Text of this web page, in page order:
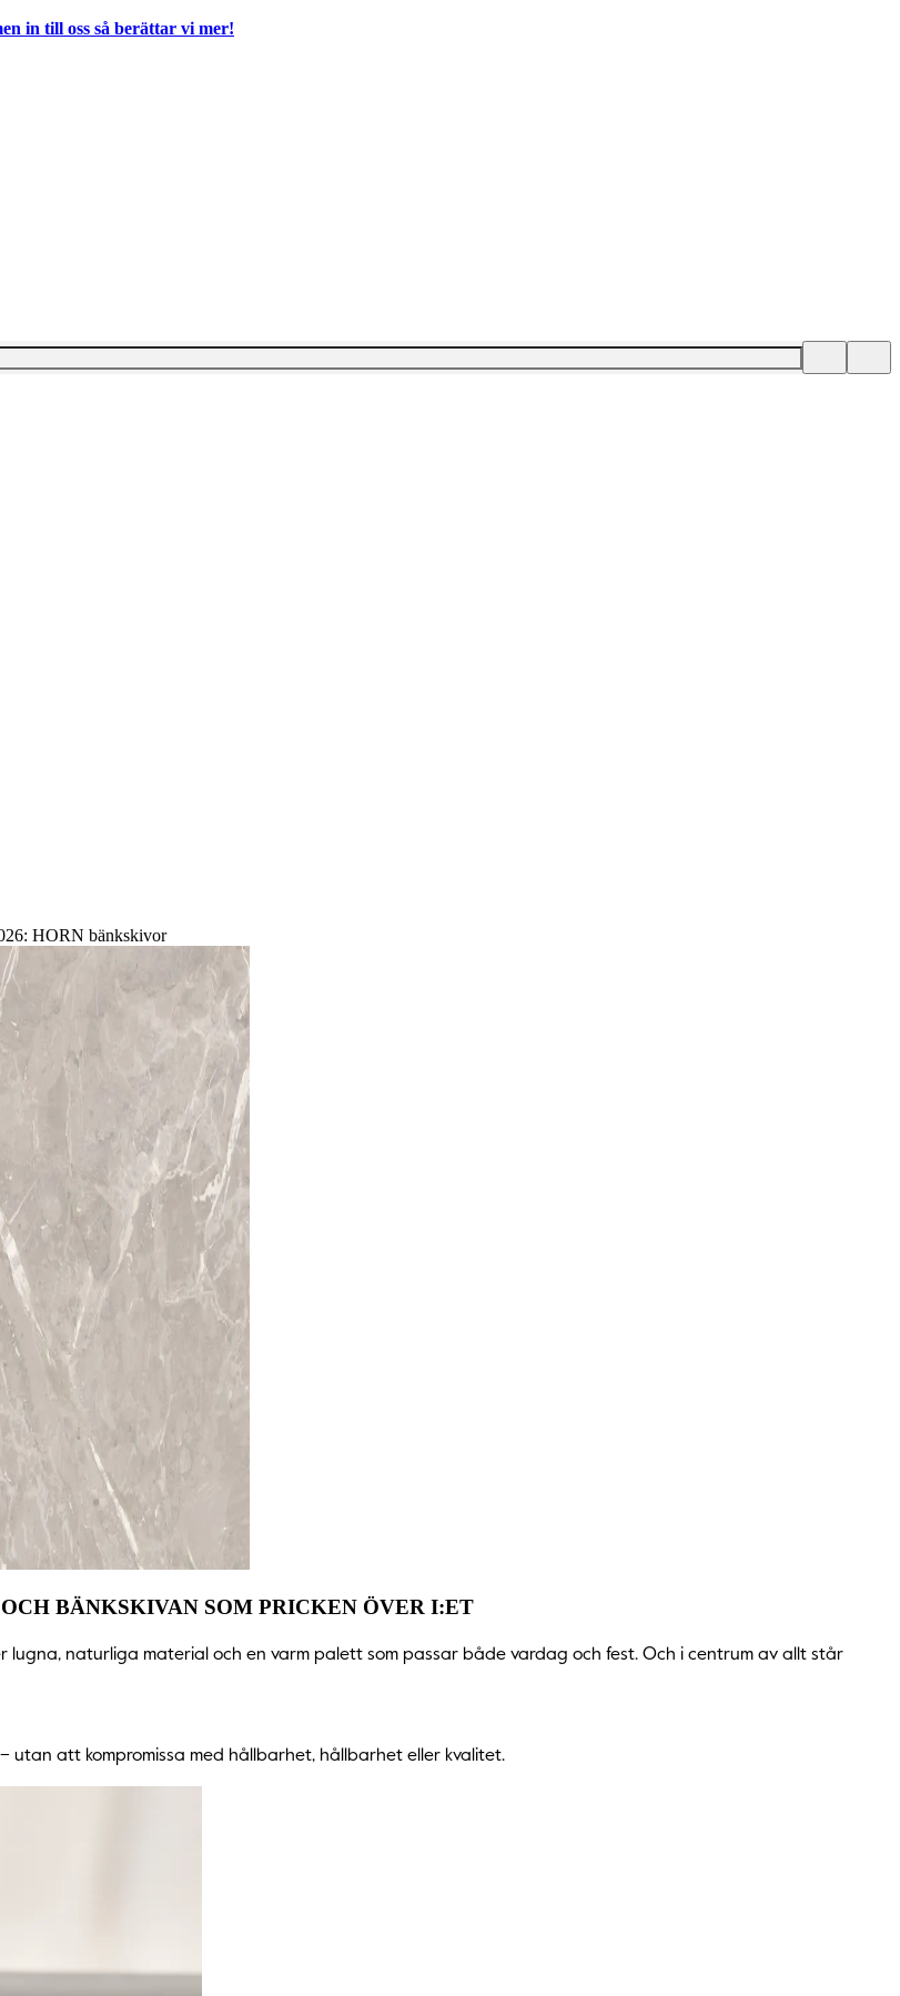
in till oss så berättar vi mer!
HORN bänkskivor
BÄNKSKIVAN SOM PRICKEN ÖVER I:ET
lugna, naturliga material och en varm palett som passar både vardag och fest. Och i centrum av allt står
utan att kompromissa med hållbarhet, hållbarhet eller kvalitet.